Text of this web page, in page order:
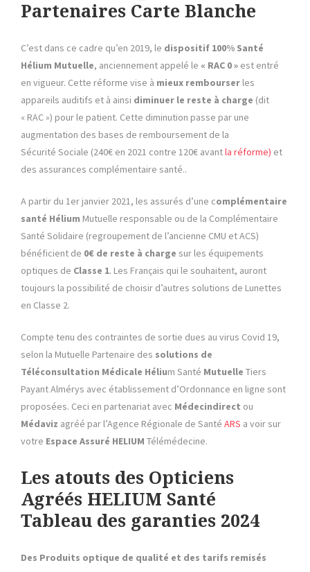
Partenaires Carte Blanche
C’est dans ce cadre qu’en 2019, le dispositif 100% Santé
Hélium Mutuelle, anciennement appelé le « RAC 0 » est entré
en vigueur. Cette réforme vise à mieux rembourser les
appareils auditifs et à ainsi diminuer le reste à charge (dit
« RAC ») pour le patient. Cette diminution passe par une
augmentation des bases de remboursement de la
Sécurité Sociale (240€ en 2021 contre 120€ avantla réforme) et
des assurances complémentaire santé..
A partir du 1er janvier 2021, les assurés d’une complémentaire
santé Hélium Mutuelle responsable ou de la Complémentaire
Santé Solidaire (regroupement de l’ancienne CMU et ACS)
bénéficient de 0€ de reste à charge sur les équipements
optiques de Classe 1. Les Français qui le souhaitent, auront
toujours la possibilité de choisir d’autres solutions de Lunettes
en Classe 2.
Compte tenu des contraintes de sortie dues au virus Covid 19,
selon la Mutuelle Partenaire des solutions de
Téléconsultation Médicale Hélium Santé Mutuelle Tiers
Payant Almérys avec établissement d’Ordonnance en ligne sont
proposées. Ceci en partenariat avec Médecindirect ou
Médaviz agréé par l’Agence Régionale de Santé ARS a voir sur
votre Espace Assuré HELIUM Télémédecine.
Les atouts des Opticiens
Agréés HELIUM Santé
Tableau des garanties 2024
Des Produits optique de qualité et des tarifs remisés